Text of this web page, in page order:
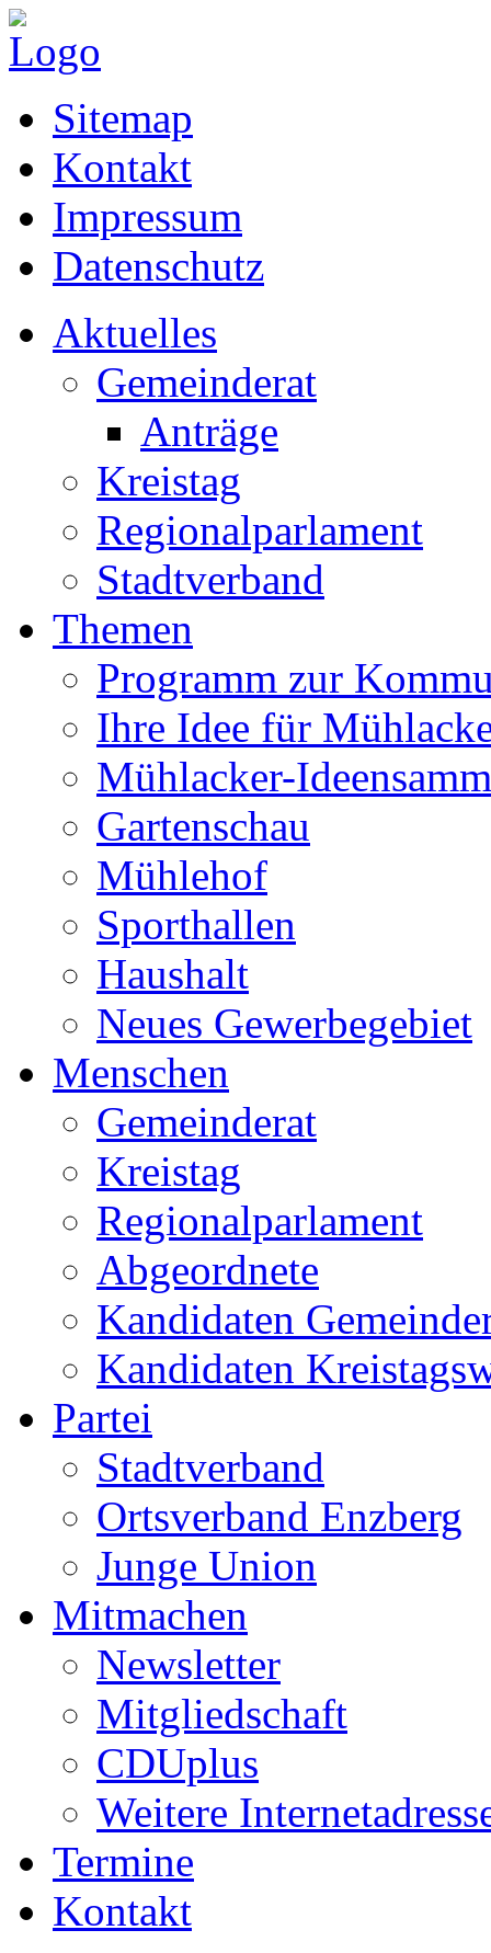
Sitemap
Kontakt
Impressum
Datenschutz
Aktuelles
Gemeinderat
Anträge
Kreistag
Regionalparlament
Stadtverband
Themen
Programm zur
Ihre Idee für
Mühlacker-
Gartenschau
Mühlehof
Sporthallen
Haushalt
Neues Gewerbegebiet
Menschen
Gemeinderat
Kreistag
Regionalparlament
Abgeordnete
Kandidaten
Kandidaten
Partei
Stadtverband
Ortsverband Enzberg
Junge Union
Mitmachen
Newsletter
Mitgliedschaft
CDUplus
Weitere
Termine
Kontakt